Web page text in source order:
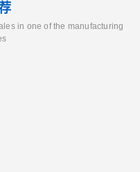
in one of the manufacturing